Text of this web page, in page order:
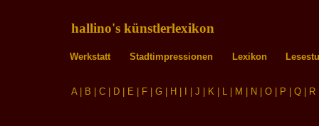
hallino's künstlerlexikon
Werkstatt Stadtimpressionen Lexikon
A| B C D E F G H J K L M N O P Q R